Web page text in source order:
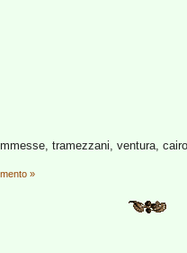
tramezzani, ventura,
»